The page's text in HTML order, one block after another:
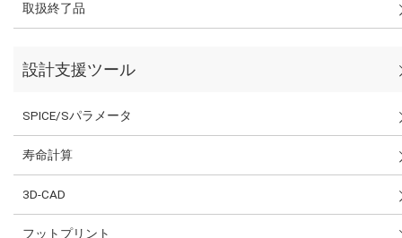
取扱終了品
設計支援ツール
SPICE/Sパラメータ
寿命計算
3D-CAD
フットプリント